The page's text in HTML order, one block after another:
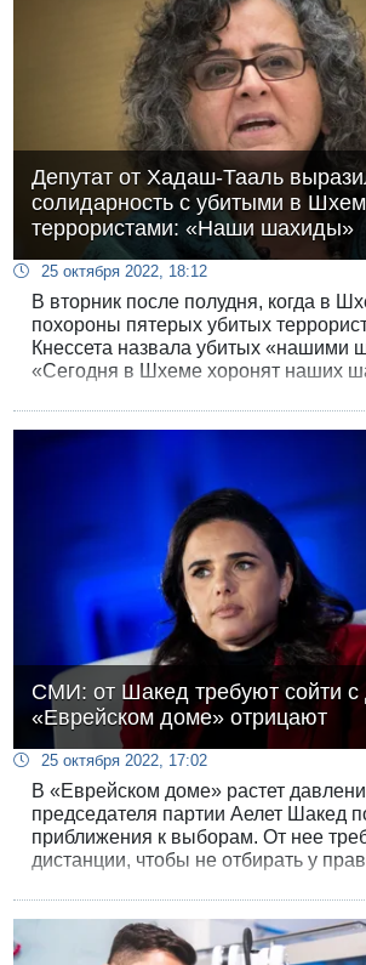
Депутат от Хадаш-Тааль
солидарность с убитыми в
террористами: «Наши шахиды»
25 октября 2022, 18:12
В вторник после полудня, когда в
похороны пятерых убитых
Кнессета назвала убитых «нашими
«Сегодня в Шхеме хоронят наших
мучениками», - написала Тума-
странице в «Фейсбуке».
СМИ: от Шакед требуют сойти с
«Еврейском доме» отрицают
25 октября 2022, 17:02
В «Еврейском доме» растет
председателя партии Аелет Шакед
приближения к выборам. От нее
дистанции, чтобы не отбирать у
дому» сулят последние опросы. По
опросу за эту партию готовы
избирателей, далеко от